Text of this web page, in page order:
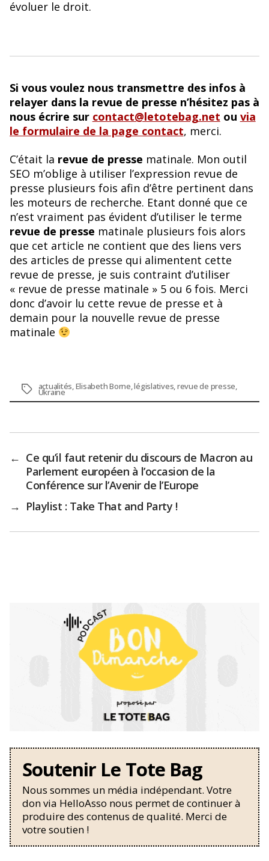
évoluer le droit.
Si vous voulez nous transmettre des infos à
relayer dans la revue de presse n’hésitez pas à
nous écrire sur contact@letotebag.net ou via
le formulaire de la page contact, merci.
C’était la revue de presse matinale. Mon outil
SEO m’oblige à utiliser l’expression revue de
presse plusieurs fois afin d’être pertinent dans
les moteurs de recherche. Etant donné que ce
n’est vraiment pas évident d’utiliser le terme
revue de presse matinale plusieurs fois alors
que cet article ne contient que des liens vers
des articles de presse qui alimentent cette
revue de presse, je suis contraint d’utiliser
« revue de presse matinale » 5 ou 6 fois. Merci
donc d’avoir lu cette revue de presse et à
demain pour la nouvelle revue de presse
matinale
Étiquettes
actualités,Elisabeth Borne,législatives,revue de presse,
Ukraine
← Ce qu’il faut retenir du discours de Macron au
Parlement européen à l’occasion de la
Conférence sur l’Avenir de l’Europe
→ Playlist : Take That and Party !
Soutenir Le Tote Bag
Nous sommes un média indépendant. Votre
don via HelloAsso nous permet de continuer à
produire des contenus de qualité. Merci de
votre soutien !